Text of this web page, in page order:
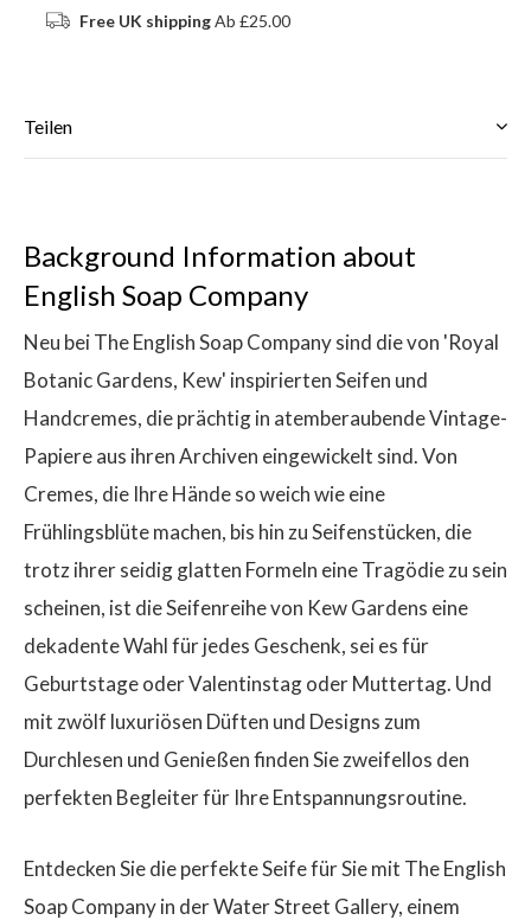
Free UK shippingAb £25.00
Teilen
Background Information about
English Soap Company
Neu bei The English Soap Company sind die von 'Royal
Botanic Gardens, Kew' inspirierten Seifen und
Handcremes, die prächtig in atemberaubende Vintage-
Papiere aus ihren Archiven eingewickelt sind. Von
Cremes, die Ihre Hände so weich wie eine
Frühlingsblüte machen, bis hin zu Seifenstücken, die
trotz ihrer seidig glatten Formeln eine Tragödie zu sein
scheinen, ist die Seifenreihe von Kew Gardens eine
dekadente Wahl für jedes Geschenk, sei es für
Geburtstage oder Valentinstag oder Muttertag. Und
mit zwölf luxuriösen Düften und Designs zum
Durchlesen und Genießen finden Sie zweifellos den
perfekten Begleiter für Ihre Entspannungsroutine.
Entdecken Sie die perfekte Seife für Sie mit The English
Soap Company in der Water Street Gallery, einem